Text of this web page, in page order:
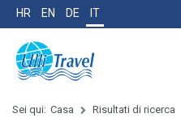
HR EN DE IT
Sei qui: Casa Risultati di ricerca